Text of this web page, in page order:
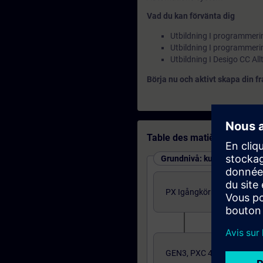
Vad du kan förvänta dig
Utbildning I
Utbildning I
Utbildning I Desigo CC
Börja nu och aktivt skapa din
Table des matières
Grundnivå: kurser
PX Igångkörning/
GEN3, PXC 4,5 och 7